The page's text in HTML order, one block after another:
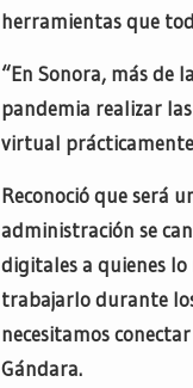
herramientas que
“En Sonora, más de
pandemia realizar
virtual
Reconoció que será
administración se
digitales a quienes
trabajarlo durante
necesitamos
Gándara.